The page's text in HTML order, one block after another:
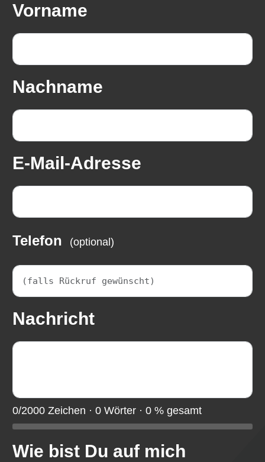
Vorname
Nachname
E-Mail-Adresse
Telefon (optional)
Nachricht
0/2000 Zeichen · 0 Wörter · 0 % gesamt
Wie bist Du auf mich